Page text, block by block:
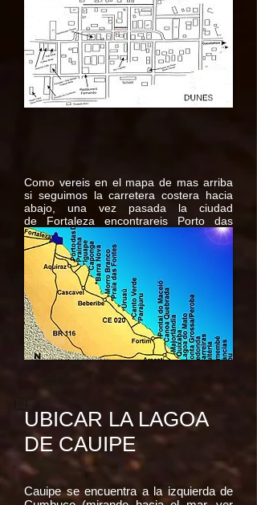
Como vereis en el mapa de mas arriba
si seguimos la carretera costera hacia
abajo, una vez pasada la ciudad
de Fortaleza encontrareis Porto das
Dunas , alli teneis el famoso parque
acuatico llamadoBeach Park
(El parque
acuatico mas grande de Sur America),
despues cientos de kilometros con
playas y a 3 horas de Fortaleza
encontrareis otro destino turistico muy
conocido llamado Canoa Quebrada.
UBICAR LA LAGOA
DE CAUIPE
​Cauipe se encuentra a la izquierda de